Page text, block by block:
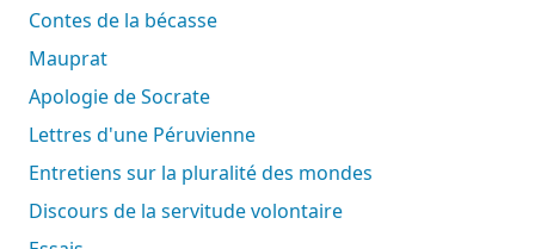
Contes de la bécasse
Mauprat
Apologie de Socrate
Lettres d'une Péruvienne
Entretiens sur la pluralité des mondes
Discours de la servitude volontaire